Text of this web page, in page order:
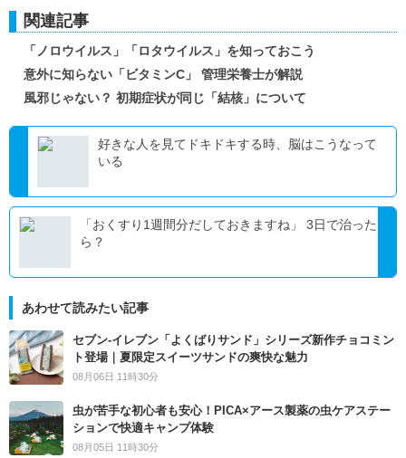
関連記事
「ノロウイルス」「ロタウイルス」を知っておこう
意外に知らない「ビタミンC」 管理栄養士が解説
風邪じゃない？ 初期症状が同じ「結核」について
好きな人を見てドキドキする時、脳はこうなって
いる
「おくすり1週間分だしておきますね」 3日で治った
ら？
あわせて読みたい記事
セブン‐イレブン「よくばりサンド」シリーズ新作チョコミン
ト登場｜夏限定スイーツサンドの爽快な魅力
08月06日 11時30分
虫が苦手な初心者も安心！PICA×アース製薬の虫ケアステー
ションで快適キャンプ体験
08月05日 11時30分